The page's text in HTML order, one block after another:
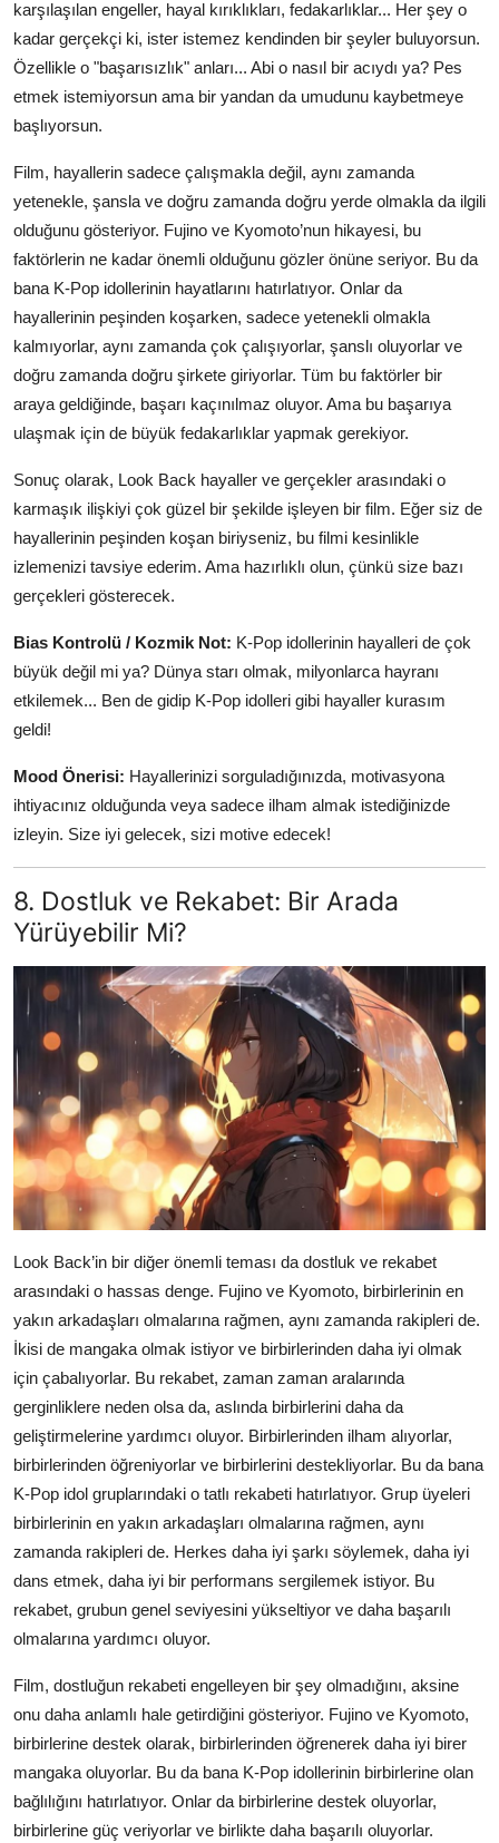
karşılaşılan engeller, hayal kırıklıkları, fedakarlıklar... Her şey o
kadar gerçekçi ki, ister istemez kendinden bir şeyler buluyorsun.
Özellikle o "başarısızlık" anları... Abi o nasıl bir acıydı ya? Pes
etmek istemiyorsun ama bir yandan da umudunu kaybetmeye
başlıyorsun.
Film, hayallerin sadece çalışmakla değil, aynı zamanda
yetenekle, şansla ve doğru zamanda doğru yerde olmakla da ilgili
olduğunu gösteriyor. Fujino ve Kyomoto’nun hikayesi, bu
faktörlerin ne kadar önemli olduğunu gözler önüne seriyor. Bu da
bana K-Pop idollerinin hayatlarını hatırlatıyor. Onlar da
hayallerinin peşinden koşarken, sadece yetenekli olmakla
kalmıyorlar, aynı zamanda çok çalışıyorlar, şanslı oluyorlar ve
doğru zamanda doğru şirkete giriyorlar. Tüm bu faktörler bir
araya geldiğinde, başarı kaçınılmaz oluyor. Ama bu başarıya
ulaşmak için de büyük fedakarlıklar yapmak gerekiyor.
Sonuç olarak, Look Back hayaller ve gerçekler arasındaki o
karmaşık ilişkiyi çok güzel bir şekilde işleyen bir film. Eğer siz de
hayallerinin peşinden koşan biriyseniz, bu filmi kesinlikle
izlemenizi tavsiye ederim. Ama hazırlıklı olun, çünkü size bazı
gerçekleri gösterecek.
Bias Kontrolü / Kozmik Not: K-Pop idollerinin hayalleri de çok
büyük değil mi ya? Dünya starı olmak, milyonlarca hayranı
etkilemek... Ben de gidip K-Pop idolleri gibi hayaller kurasım
geldi!
Mood Önerisi: Hayallerinizi sorguladığınızda, motivasyona
ihtiyacınız olduğunda veya sadece ilham almak istediğinizde
izleyin. Size iyi gelecek, sizi motive edecek!
8. Dostluk ve Rekabet: Bir Arada
Yürüyebilir Mi?
Look Back’in bir diğer önemli teması da dostluk ve rekabet
arasındaki o hassas denge. Fujino ve Kyomoto, birbirlerinin en
yakın arkadaşları olmalarına rağmen, aynı zamanda rakipleri de.
İkisi de mangaka olmak istiyor ve birbirlerinden daha iyi olmak
için çabalıyorlar. Bu rekabet, zaman zaman aralarında
gerginliklere neden olsa da, aslında birbirlerini daha da
geliştirmelerine yardımcı oluyor. Birbirlerinden ilham alıyorlar,
birbirlerinden öğreniyorlar ve birbirlerini destekliyorlar. Bu da bana
K-Pop idol gruplarındaki o tatlı rekabeti hatırlatıyor. Grup üyeleri
birbirlerinin en yakın arkadaşları olmalarına rağmen, aynı
zamanda rakipleri de. Herkes daha iyi şarkı söylemek, daha iyi
dans etmek, daha iyi bir performans sergilemek istiyor. Bu
rekabet, grubun genel seviyesini yükseltiyor ve daha başarılı
olmalarına yardımcı oluyor.
Film, dostluğun rekabeti engelleyen bir şey olmadığını, aksine
onu daha anlamlı hale getirdiğini gösteriyor. Fujino ve Kyomoto,
birbirlerine destek olarak, birbirlerinden öğrenerek daha iyi birer
mangaka oluyorlar. Bu da bana K-Pop idollerinin birbirlerine olan
bağlılığını hatırlatıyor. Onlar da birbirlerine destek oluyorlar,
birbirlerine güç veriyorlar ve birlikte daha başarılı oluyorlar.